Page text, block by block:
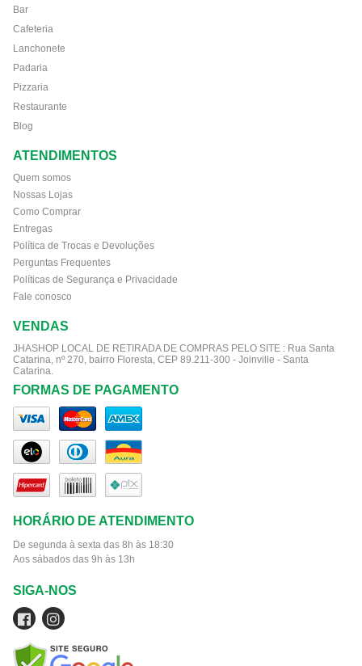
Bar
Cafeteria
Lanchonete
Padaria
Pizzaria
Restaurante
Blog
ATENDIMENTOS
Quem somos
Nossas Lojas
Como Comprar
Entregas
Política de Trocas e Devoluções
Perguntas Frequentes
Políticas de Segurança e Privacidade
Fale conosco
VENDAS
JHASHOP LOCAL DE RETIRADA DE COMPRAS PELO SITE : Rua Santa
Catarina, nº 270, bairro Floresta, CEP 89.211-300 - Joinville - Santa
Catarina.
FORMAS DE PAGAMENTO
HORÁRIO DE ATENDIMENTO
De segunda à sexta das 8h às 18:30
Aos sábados das 9h às 13h
SIGA-NOS